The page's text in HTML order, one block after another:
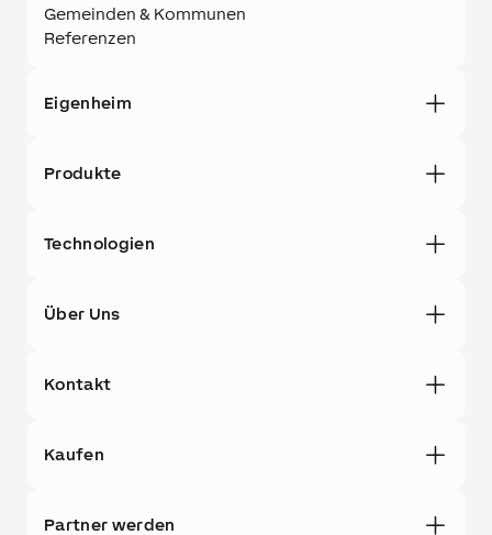
Gemeinden & Kommunen
Referenzen
Eigenheim
Produkte
Technologien
Über Uns
Kontakt
Kaufen
Partner werden